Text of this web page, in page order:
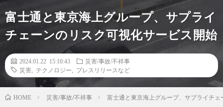
富士通と東京海上グループ、サプライ
チェーンのリスク可視化サービス開始
2024.01.22 15:10:43
災害/事故/不祥事
災害
テクノロジー プレスリリースなど
HOME 災害/事故/不祥事 富士通と東京海上グループ、サプライチ